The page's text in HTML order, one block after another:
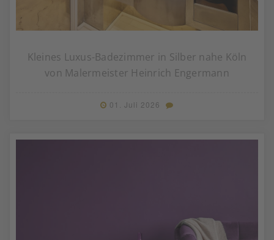
Kleines Luxus-Badezimmer in Silber nahe Köln
von Malermeister Heinrich Engermann
01. Juli 2026